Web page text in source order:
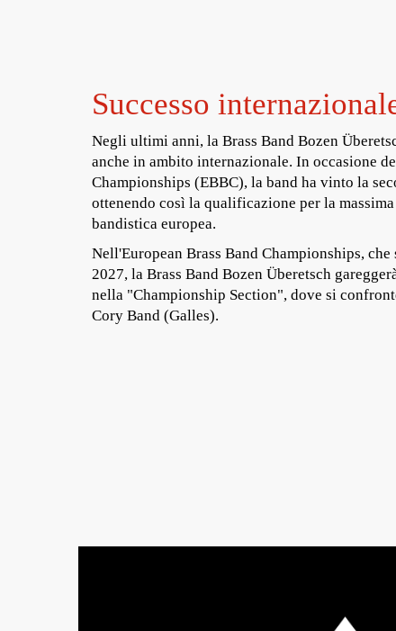
Successo
Negli ultimi anni, la Brass Band Bozen
anche in ambito internazionale. In occasione
Championships (EBBC), la band ha vinto la
ottenendo così la qualificazione per la
bandistica europea.
Nell'European Brass Band Championships,
2027, la Brass Band Bozen Überetsch
nella "Championship Section", dove si
Cory Band (Galles).